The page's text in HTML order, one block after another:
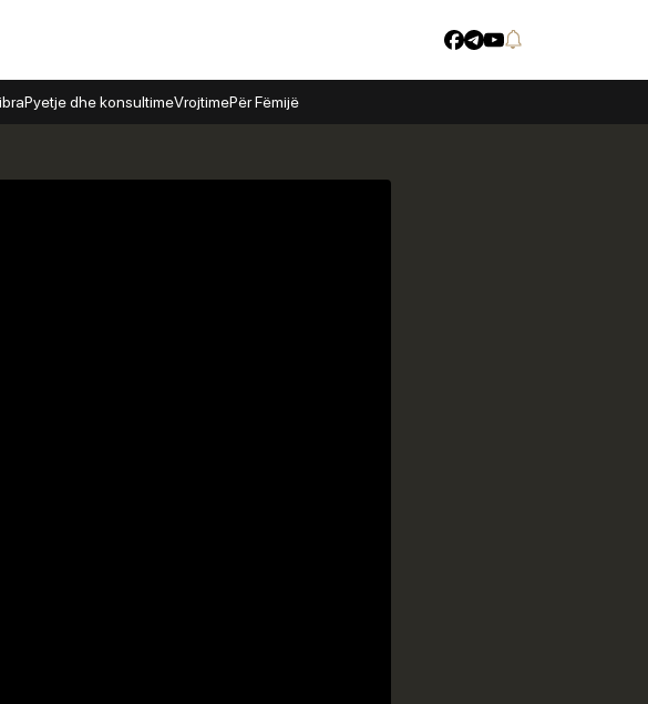
Pyetje dhe konsultimeVrojtimePër Fëmijë